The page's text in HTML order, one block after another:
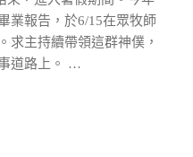
業報告，於6/15在眾牧師
求主持續帶領這群神僕，
道路上。 …